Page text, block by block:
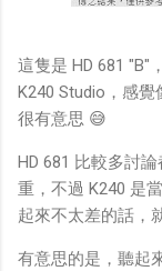
這隻是 HD 681 "B"
K240 Studio，感覺
很有意思 😅
HD 681 比較多討
重，不過 K240 是
起來不太差的話，
有意思的是，聽起